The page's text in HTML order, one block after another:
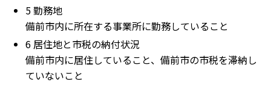
5 勤務地
備前市内に所在する事業所に勤務していること
6 居住地と市税の納付状況
備前市内に居住していること、備前市の市税を滞納し
ていないこと